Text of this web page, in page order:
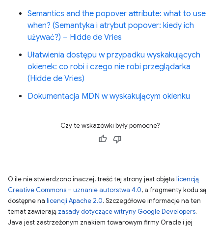
Semantics and the popover attribute: what to use
when? (Semantyka i atrybut popover: kiedy ich
używać?) – Hidde de Vries
Ułatwienia dostępu w przypadku wyskakujących
okienek: co robi i czego nie robi przeglądarka
(Hidde de Vries)
Dokumentacja MDN w wyskakującym okienku
Czy te wskazówki były pomocne?
O ile nie stwierdzono inaczej, treść tej strony jest objęta licencją
Creative Commons – uznanie autorstwa 4.0, a fragmenty kodu są
dostępne na licencji Apache 2.0. Szczegółowe informacje na ten
temat zawierają zasady dotyczące witryny Google Developers.
Java jest zastrzeżonym znakiem towarowym firmy Oracle i jej